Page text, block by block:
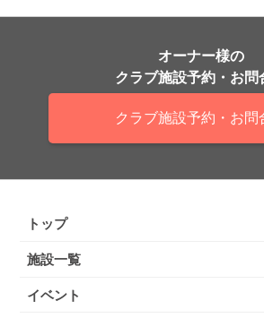
オーナー様の
クラブ施設予約・お問
クラブ施設予約・お問
トップ
施設一覧
イベント